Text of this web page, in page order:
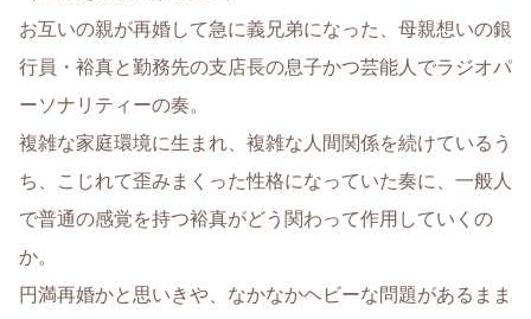
お互いの親が再婚して急に義兄弟になった、母親想いの銀
行員・裕真と勤務先の支店長の息子かつ芸能人でラジオパ
ーソナリティーの奏。
複雑な家庭環境に生まれ、複雑な人間関係を続けているう
ち、こじれて歪みまくった性格になっていた奏に、一般人
で普通の感覚を持つ裕真がどう関わって作用していくの
か。
円満再婚かと思いきや、なかなかヘビーな問題があるまま